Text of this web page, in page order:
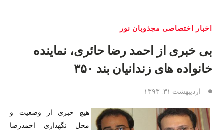
اخبار اختصاصی مجذوبان نور
بی خبری از احمد رضا حائری، نماینده
خانواده های زندانیان بند ۳۵۰
اردیبهشت ۳۱, ۱۳۹۳
هیچ خبری از وضعیت و
محل نگهداری احمدرضا